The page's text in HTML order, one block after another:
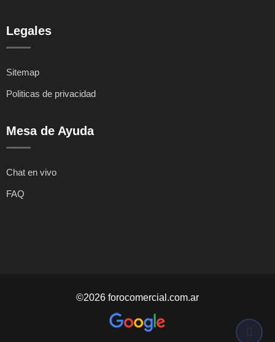
Legales
Sitemap
Politicas de privacidad
Mesa de Ayuda
Chat en vivo
FAQ
©2026 forocomercial.com.ar